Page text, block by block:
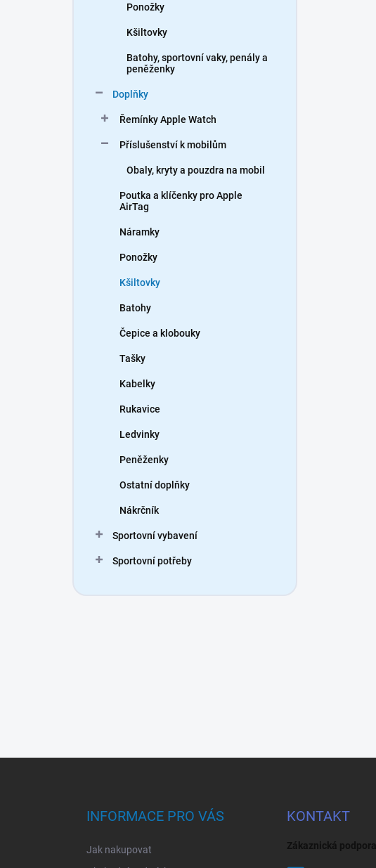
Ponožky
Kšiltovky
Batohy, sportovní vaky, penály a
peněženky
Doplňky
Řemínky Apple Watch
Příslušenství k mobilům
Obaly, kryty a pouzdra na mobil
Poutka a klíčenky pro Apple
AirTag
Náramky
Ponožky
Kšiltovky
Batohy
Čepice a klobouky
Tašky
Kabelky
Rukavice
Ledvinky
Peněženky
Ostatní doplňky
Nákrčník
Sportovní vybavení
Sportovní potřeby
INFORMACE PRO VÁS
Jak nakupovat
KONTAKT
Zákaznická podpora